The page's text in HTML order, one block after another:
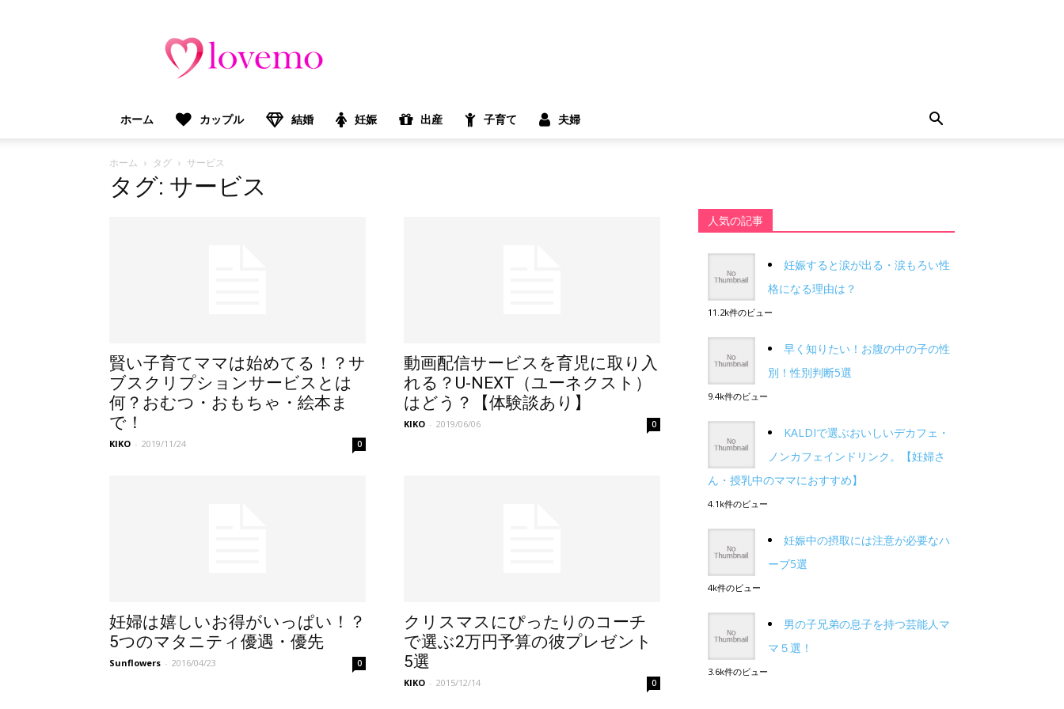
モ）：
プ
マ
マ
向
ホーム カップル 結婚 妊娠 出産 子育て 夫婦
ホーム タグ サービス
タグ: サービス
賢い子育てママは始めてる！？サ
ブスクリプションサービスとは
何？おむつ・おもちゃ・絵本ま
で！
KIKO - 2019/11/24 0
動画配信サービスを育児に取り入
れる？U-NEXT（ユーネクスト）
はどう？【体験談あり】
KIKO - 2019/06/06 0
妊婦は嬉しいお得がいっぱい！？
5つのマタニティ優遇・優先
Sunflowers - 2016/04/23 0
クリスマスにぴったりのコーチ
で選ぶ2万円予算の彼プレゼント
5選
KIKO - 2015/12/14 0
人気の記事
妊娠すると涙が出る・涙もろい性
格になる理由は？
11.2k件のビュー
早く知りたい！お腹の中の子の性
別！性別判断5選
9.4k件のビュー
KALDIで選ぶおいしいデカフェ・
ノンカフェインドリンク。【妊婦さ
ん・授乳中のママにおすすめ】
4.1k件のビュー
妊娠中の摂取には注意が必要なハ
ーブ5選
4k件のビュー
男の子兄弟の息子を持つ芸能人マ
マ５選！
3.6k件のビュー